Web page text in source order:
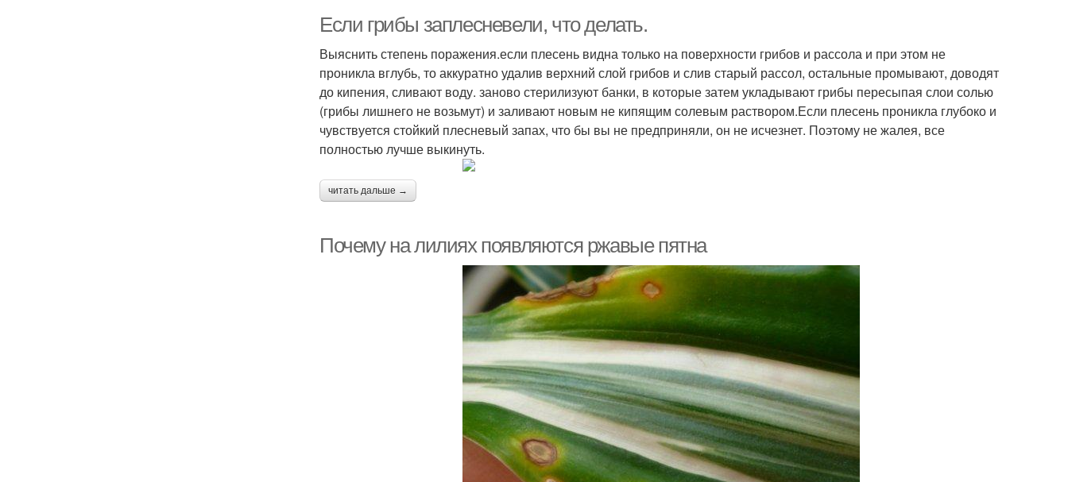
Если грибы заплесневели, что делать.
Выяснить степень поражения.если плесень видна только на поверхности грибов и рассола и при этом не
проникла вглубь, то аккуратно удалив верхний слой грибов и слив старый рассол, остальные промывают, доводят
до кипения, сливают воду. заново стерилизуют банки, в которые затем укладывают грибы пересыпая слои солью
(грибы лишнего не возьмут) и заливают новым не кипящим солевым раствором.Если плесень проникла глубоко и
чувствуется стойкий плесневый запах, что бы вы не предприняли, он не исчезнет. Поэтому не жалея, все
полностью лучше выкинуть.
читать дальше →
Почему на лилиях появляются ржавые пятна